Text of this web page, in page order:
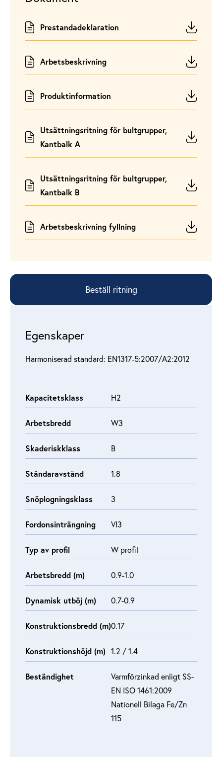
Prestandadeklaration
Arbetsbeskrivning
Produktinformation
Utsättningsritning för bultgrupper,
Kantbalk A
Utsättningsritning för bultgrupper,
Kantbalk B
Arbetsbeskrivning fyllning
Beställ ritning
Egenskaper
Harmoniserad standard: EN1317‑5:2007/A2:2012
Kapacitetsklass H2
Arbetsbredd W3
Skaderiskklass B
Ståndaravstånd 1.8
Snöplogningsklass 3
Fordonsinträngning VI3
Typ av profil W profil
Arbetsbredd (m) 0.9-1.0
Dynamisk utböj (m) 0.7-0.9
Konstruktionsbredd (m)0.17
Konstruktionshöjd (m) 1.2 / 1.4
Beständighet
Varmförzinkad enligt SS-
EN ISO 1461:2009
Nationell Bilaga Fe/Zn
115